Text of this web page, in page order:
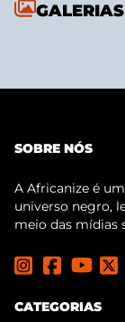
GALERIAS
SOBRE NÓS
A Africanize é
universo negro,
meio das mídias
CATEGORIAS